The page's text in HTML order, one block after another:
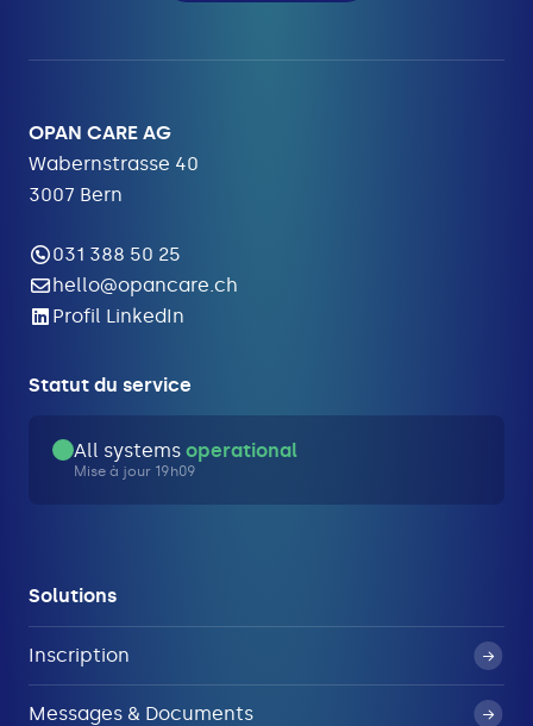
OPAN CARE AG
Wabernstrasse 40
3007 Bern
031 388 50 25
hello@opancare.ch
Profil LinkedIn
Statut du service
All systems operational
Mise à jour 19h09
Solutions
Inscription
Messages & Documents